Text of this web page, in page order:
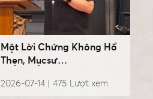
Một Lời Chứng Không Hổ
Thẹn, Mụcsư
2026-07-14 | Lượt xem
475